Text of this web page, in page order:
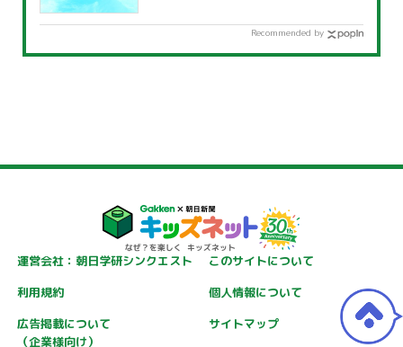
Recommended by
運営会社：朝日学研シンクエスト
このサイトについて
利用規約
個人情報について
広告掲載について
（企業様向け）
サイトマップ